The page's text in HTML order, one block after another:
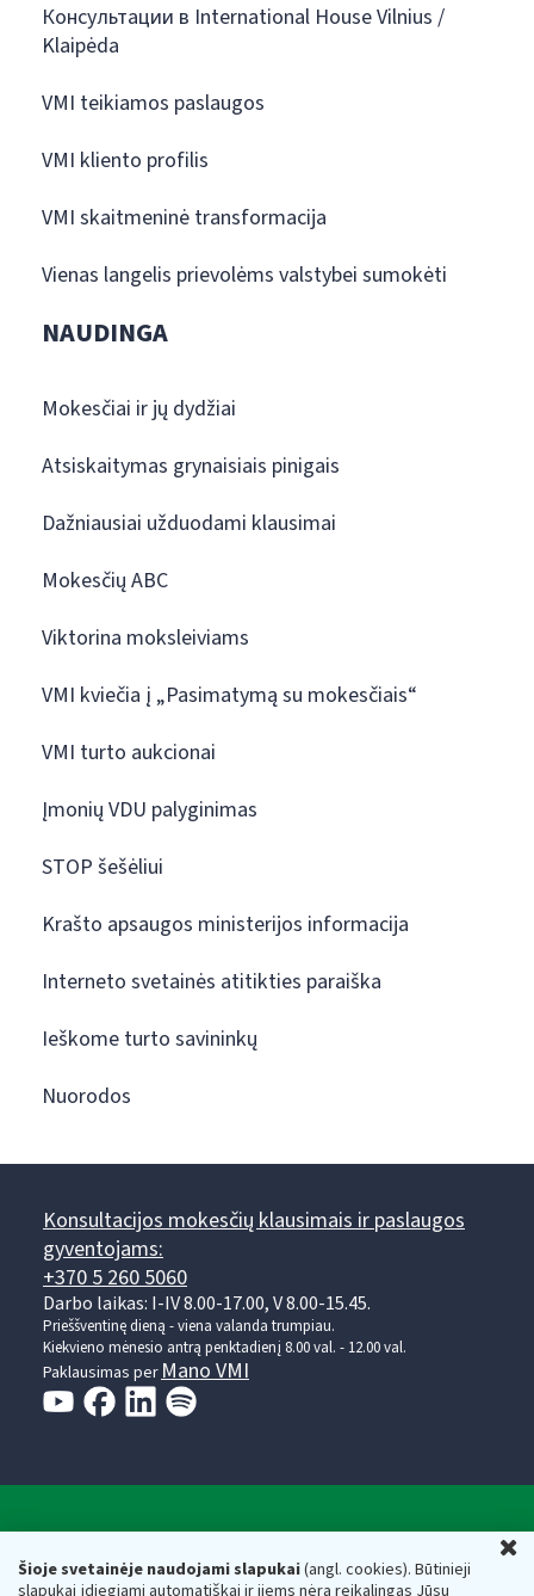
Šioje svetainėje naudojami slapukai(angl. cookies). Būtinieji
slapukai įdiegiami automatiškai ir jiems nėra reikalingas Jūsų
Консультации в International House Vilnius /
Klaipėda
VMI teikiamos paslaugos
VMI kliento profilis
VMI skaitmeninė transformacija
Vienas langelis prievolėms valstybei sumokėti
NAUDINGA
Mokesčiai ir jų dydžiai
Atsiskaitymas grynaisiais pinigais
Dažniausiai užduodami klausimai
Mokesčių ABC
Viktorina moksleiviams
VMI kviečia į „Pasimatymą su mokesčiais“
VMI turto aukcionai
Įmonių VDU palyginimas
STOP šešėliui
Krašto apsaugos ministerijos informacija
Interneto svetainės atitikties paraiška
Ieškome turto savininkų
Nuorodos
Konsultacijos mokesčių klausimais ir paslaugos
gyventojams:
+370 5 260 5060
Darbo laikas: I-IV 8.00-17.00, V 8.00-15.45.
Prieššventinę dieną - viena valanda trumpiau.
Kiekvieno mėnesio antrą penktadienį 8.00 val. - 12.00 val.
Paklausimas per Mano VMI
Respublikos finansų ministerijos